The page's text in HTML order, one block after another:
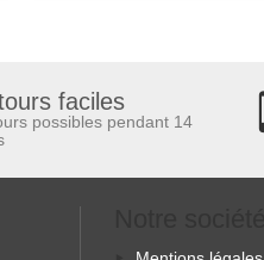
faciles
possibles pendant 14